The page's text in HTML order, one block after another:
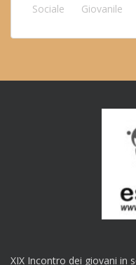
Sociale
Giovanile
XIX Incontro dei giovani in